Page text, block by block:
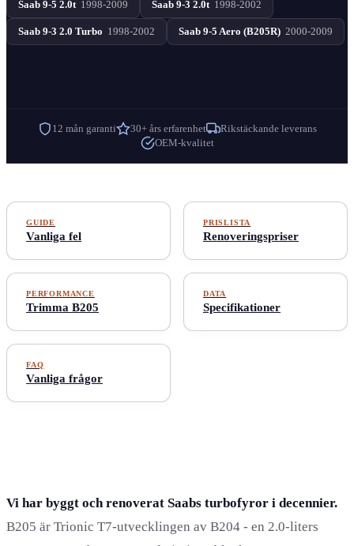
Saab 9-5 2.0t 1998-2009 Saab 9-3 2.0t 1998-2002
Saab 9-3 2.0 Turbo 1998-2002 Saab 9-5 Aero (B205R) 2000-2009
12 mån garanti 30+ års erfarenhet
Rikstäckande leverans
OEM-kvalitet
GUIDE
Vanliga fel
PRISLISTA
Renoveringspriser
PERFORMANCE
Trimma B205
DATA
Specifikationer
FAQ
Vanliga frågor
Vi har byggt och renoverat Saabs turbofyror i decennier.
B205 är Trionic T7-utvecklingen av B204 - en 2.0-liters